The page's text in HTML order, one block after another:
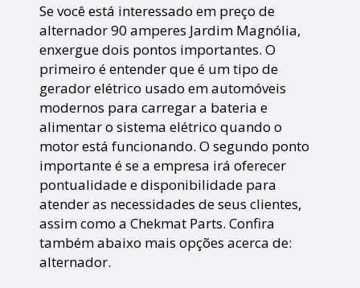
Se você está interessado em preço de
alternador 90 amperes Jardim Magnólia,
enxergue dois pontos importantes. O
primeiro é entender que é um tipo de
gerador elétrico usado em automóveis
modernos para carregar a bateria e
alimentar o sistema elétrico quando o
motor está funcionando. O segundo ponto
importante é se a empresa irá oferecer
pontualidade e disponibilidade para
atender as necessidades de seus clientes,
assim como a Chekmat Parts. Confira
também abaixo mais opções acerca de:
alternador.